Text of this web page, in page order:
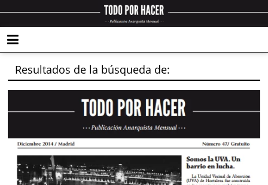
Resultados de la búsqueda de: